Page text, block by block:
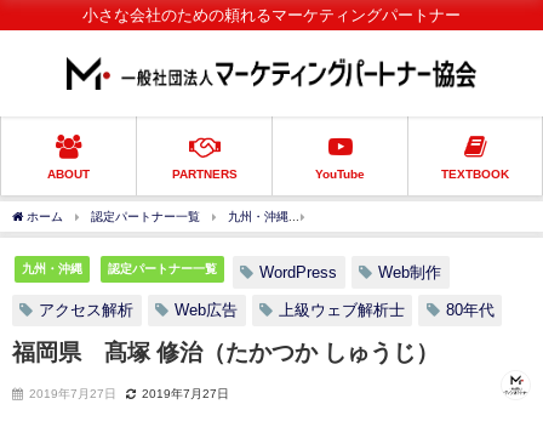
小さな会社のための頼れるマーケティングパートナー
ABOUT PARTNERS YouTube TEXTBOOK
ホーム 認定パートナー一覧 九州・沖縄
九州・沖縄 認定パートナー一覧 WordPress Web制作
アクセス解析 Web広告 上級ウェブ解析士 80年代
福岡県 髙塚 修治（たかつか しゅうじ）
2019年7月27日 2019年7月27日